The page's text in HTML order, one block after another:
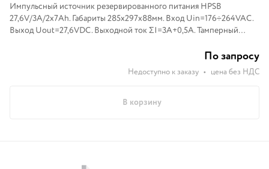
Импульсный источник резервированного питания HPSB
27,6V/3A/2x7Ah. Габариты 285x297x88мм. Вход Uin=176÷264VAC.
Выход Uout=27,6VDC. Выходной ток ΣI=3A+0,5A. Тамперный
По запросу
Недоступно к заказу • цена без НДС
В корзину